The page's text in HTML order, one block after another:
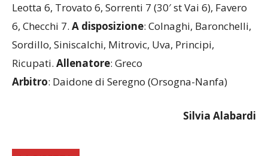
Campanati 6.5, Geraci 6, Peroni 6.5, Zangrillo 6,
Leotta 6, Trovato 6, Sorrenti 7 (30′ st Vai 6), Favero
6, Checchi 7.A disposizione: Colnaghi, Baronchelli,
Sordillo, Siniscalchi, Mitrovic, Uva, Principi,
Ricupati.Allenatore: Greco